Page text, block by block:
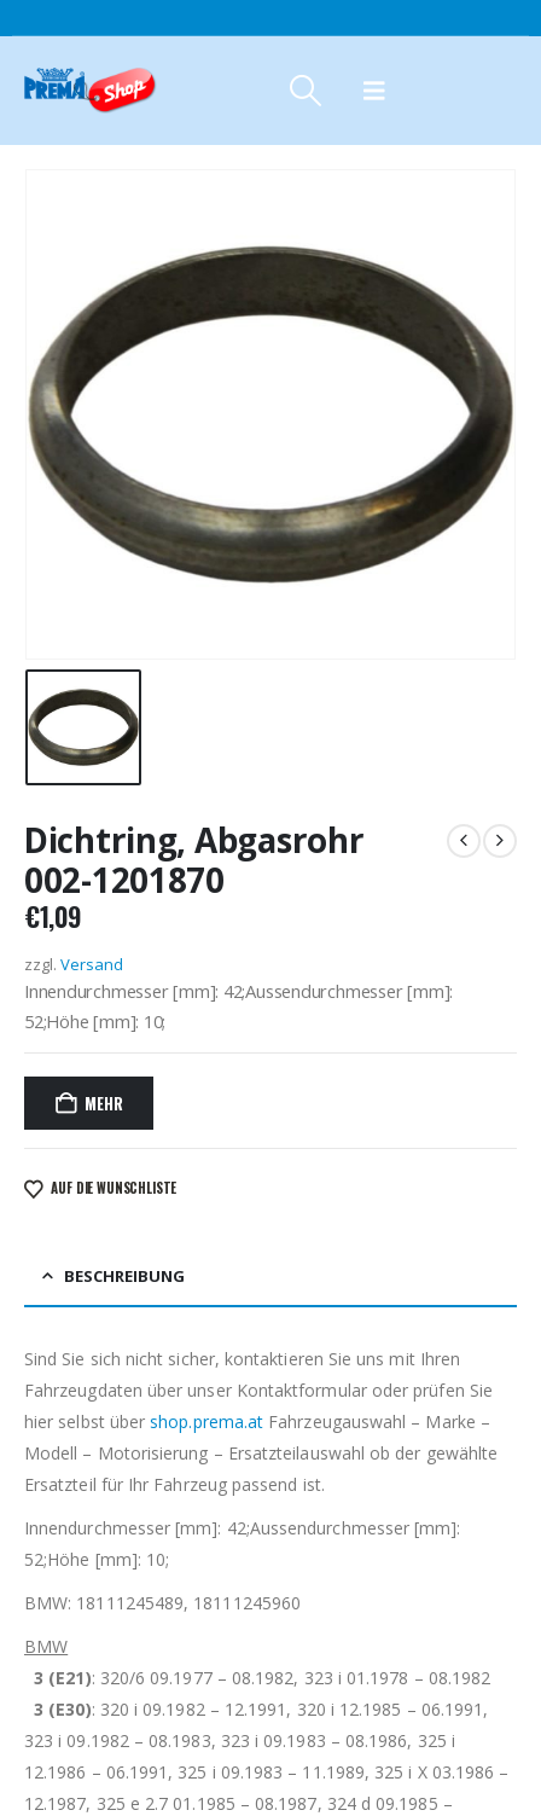
Dichtring, Abgasrohr
002-1201870
€1,09
zzgl. Versand
Innendurchmesser [mm]: 42;Aussendurchmesser [mm]:
52;Höhe [mm]: 10;
MEHR
AUF DIE WUNSCHLISTE
BESCHREIBUNG
Sind Sie sich nicht sicher, kontaktieren Sie uns mit Ihren
Fahrzeugdaten über unser Kontaktformular oder prüfen Sie
hier selbst übershop.prema.at Fahrzeugauswahl – Marke –
Modell – Motorisierung – Ersatzteilauswahl ob der gewählte
Ersatzteil für Ihr Fahrzeug passend ist.
Innendurchmesser [mm]: 42;Aussendurchmesser [mm]:
52;Höhe [mm]: 10;
BMW: 18111245489, 18111245960
BMW
3 (E21): 320/6 09.1977 – 08.1982, 323 i 01.1978 – 08.1982
3 (E30): 320 i 09.1982 – 12.1991, 320 i 12.1985 – 06.1991,
323 i 09.1982 – 08.1983, 323 i 09.1983 – 08.1986, 325 i
12.1986 – 06.1991, 325 i 09.1983 – 11.1989, 325 i X 03.1986 –
12.1987, 325 e 2.7 01.1985 – 08.1987, 324 d 09.1985 –